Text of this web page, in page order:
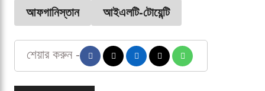
আফগানিস্তান আইএলটি-টোয়েন্টি
শেয়ার করুন -